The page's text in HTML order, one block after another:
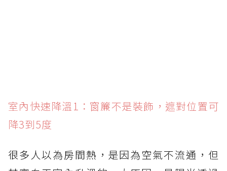
室內快速降溫1：窗簾不是裝飾，遮對位置可
降3到5度
很多人以為房間熱，是因為空氣不流通，但